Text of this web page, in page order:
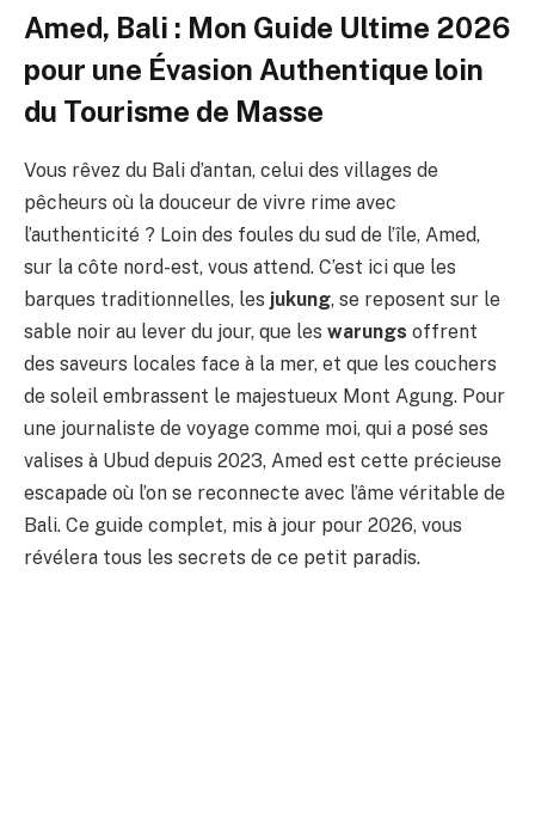
Amed, Bali : Mon Guide Ultime 2026
pour une Évasion Authentique loin
du Tourisme de Masse
Vous rêvez du Bali d’antan, celui des villages de
pêcheurs où la douceur de vivre rime avec
l’authenticité ? Loin des foules du sud de l’île, Amed,
sur la côte nord-est, vous attend. C’est ici que les
barques traditionnelles, les jukung, se reposent sur le
sable noir au lever du jour, que les warungs offrent
des saveurs locales face à la mer, et que les couchers
de soleil embrassent le majestueux Mont Agung. Pour
une journaliste de voyage comme moi, qui a posé ses
valises à Ubud depuis 2023, Amed est cette précieuse
escapade où l’on se reconnecte avec l’âme véritable de
Bali. Ce guide complet, mis à jour pour 2026, vous
révélera tous les secrets de ce petit paradis.